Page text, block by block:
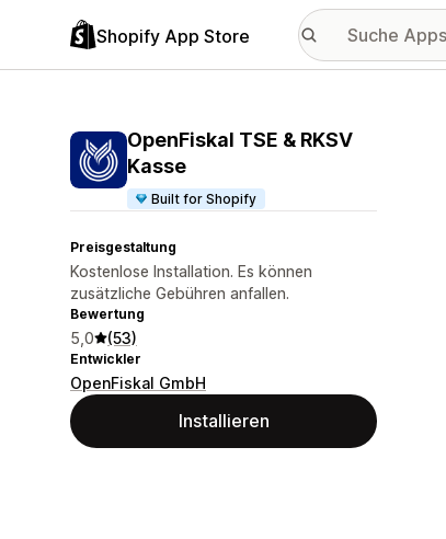
Shopify App Store
OpenFiskal TSE & RKSV
Kasse
Built for Shopify
Preisgestaltung
Kostenlose Installation. Es können
zusätzliche Gebühren anfallen.
Bewertung
5,0 (53)
Entwickler
OpenFiskal GmbH
Installieren